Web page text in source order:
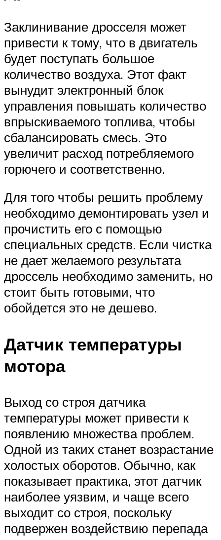
Заклинивание дросселя может
привести к тому, что в двигатель
будет поступать большое
количество воздуха. Этот факт
вынудит электронный блок
управления повышать количество
впрыскиваемого топлива, чтобы
сбалансировать смесь. Это
увеличит расход потребляемого
горючего и соответственно.
Для того чтобы решить проблему
необходимо демонтировать узел и
прочистить его с помощью
специальных средств. Если чистка
не дает желаемого результата
дроссель необходимо заменить, но
стоит быть готовыми, что
обойдется это не дешево.
Датчик температуры
мотора
Выход со строя датчика
температуры может привести к
появлению множества проблем.
Одной из таких станет возрастание
холостых оборотов. Обычно, как
показывает практика, этот датчик
наиболее уязвим, и чаще всего
выходит со строя, поскольку
подвержен воздействию перепада